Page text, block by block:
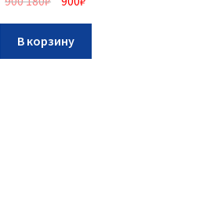
В корзину